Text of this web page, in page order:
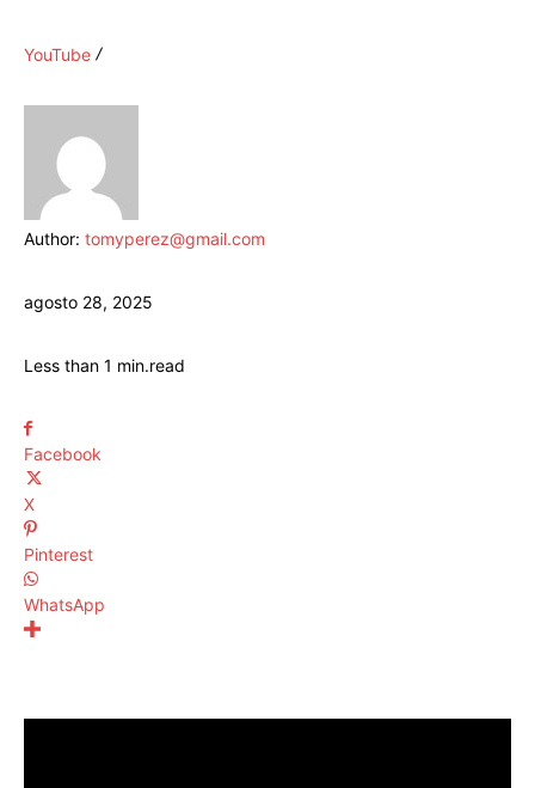
YouTube
Author: tomyperez@gmail.com
agosto 28, 2025
Less than 1 min.read
Facebook
X
Pinterest
WhatsApp